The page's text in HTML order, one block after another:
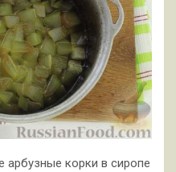
арбузные корки в сиропе